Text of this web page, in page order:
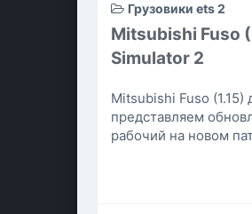
Грузовики ets 2
Mitsubishi Fuso
Simulator 2
Mitsubishi Fuso
представляем
рабочий на новом